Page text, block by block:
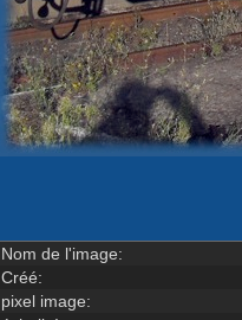
Nom de l'image:
Créé:
pixel image: